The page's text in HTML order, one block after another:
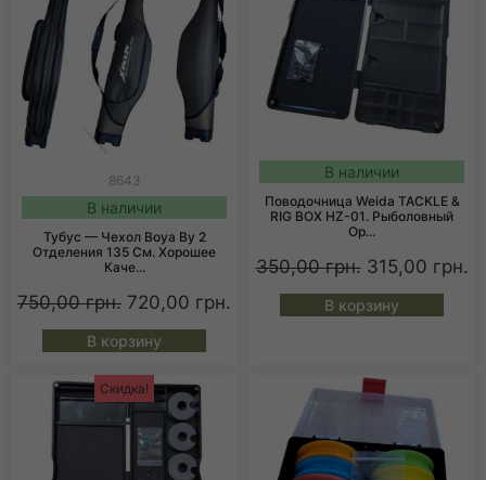
8643
В наличии
Тубус — Чехол Boya By 2
Отделения 135 См. Хорошее
Каче...
750,00грн. 720,00 грн.
В корзину
В наличии
Поводочница Weida TACKLE &
RIG BOX HZ-01. Рыболовный
Ор...
350,00грн. 315,00 грн.
В корзину
Скидка!